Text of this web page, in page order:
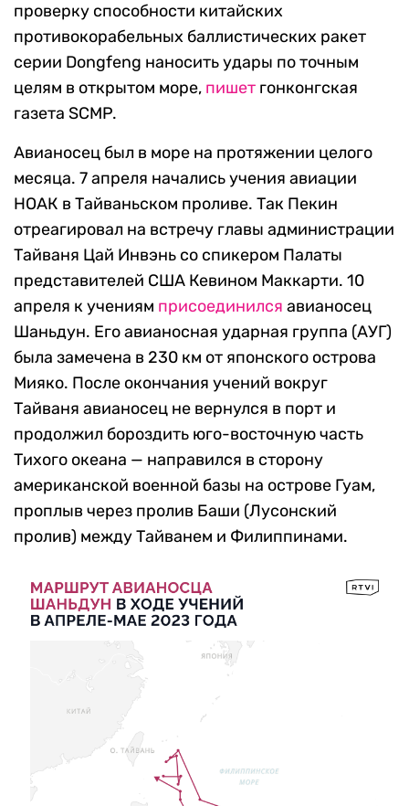
проверку способности китайских
противокорабельных баллистических ракет
серии Dongfeng наносить удары по точным
целям в открытом море, пишет гонконгская
газета SCMP.
Авианосец был в море на протяжении целого
месяца. 7 апреля начались учения авиации
НОАК в Тайваньском проливе. Так Пекин
отреагировал на встречу главы администрации
Тайваня Цай Инвэнь со спикером Палаты
представителей США Кевином Маккарти. 10
апреля к учениям присоединился авианосец
Шаньдун. Его авианосная ударная группа (АУГ)
была замечена в 230 км от японского острова
Мияко. После окончания учений вокруг
Тайваня авианосец не вернулся в порт и
продолжил бороздить юго-восточную часть
Тихого океана — направился в сторону
американской военной базы на острове Гуам,
проплыв через пролив Баши (Лусонский
пролив) между Тайванем и Филиппинами.